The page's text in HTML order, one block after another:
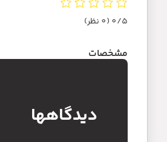
0/5 (0 نظر)
مشخصات
دیدگاهها